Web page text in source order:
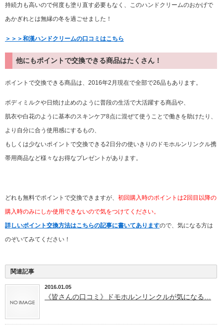
持続力も高いので何度も塗り直す必要もなく、このハンドクリームのおかげで
あかぎれとは無縁の冬を過ごせました！
＞＞＞和漢ハンドクリームの口コミはこちら
他にもポイントで交換できる商品はたくさん！
ポイントで交換できる商品は、2016年2月現在で全部で26品もあります。
ボディミルクや日焼け止めのように普段の生活で大活躍する商品や、
肌衣や白花のように基本のスキンケア8点に混ぜて使うことで働きを助けたり、
より自分に合う使用感にするもの、
もしくは少ないポイントで交換できる2日分の使いきりのドモホルンリンクル携
帯用商品など様々なお得なプレゼントがあります。
どれも無料でポイントで交換できますが、 初回購入時のポイントは2回目以降の
購入時のみにしか使用できないので気をつけてください。
詳しいポイント交換方法はこちらの記事に書いてありますので、気になる方は
のぞいてみてください！
関連記事
2016.01.05
《皆さんの口コミ》ドモホルンリンクルが気になる…